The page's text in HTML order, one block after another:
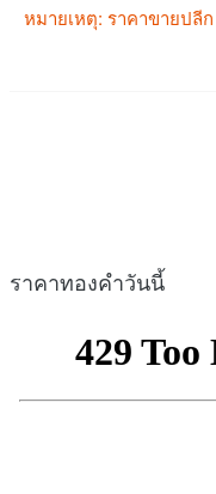
ราคาทองคำวันนี้